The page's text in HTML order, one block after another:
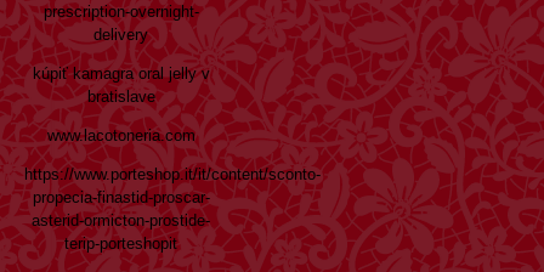
prescription-overnight-
delivery
kúpiť kamagra oral jelly v
bratislave
www.lacotoneria.com
https://www.porteshop.it/it/content/sconto-
propecia-finastid-proscar-
asterid-ormicton-prostide-
terip-porteshopit